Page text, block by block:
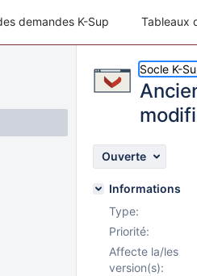
demandes K-Sup Tableaux
Socle K-
Ouverte
Informations
Type:
Priorité:
Affecte la/les
version(s):